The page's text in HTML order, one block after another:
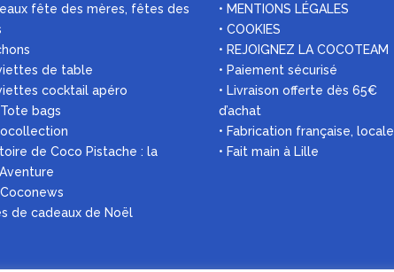
fête des mères, fêtes des
de table
cocktail apéro
Tote bags
de Coco Pistache : la
Coconews
de cadeaux de Noël
• MENTIONS LÉGALES
• COOKIES
• REJOIGNEZ LA COCOTEAM
• Paiement sécurisé
• Livraison offerte dès 65€
d’achat
• Fabrication française, locale
• Fait main à Lille